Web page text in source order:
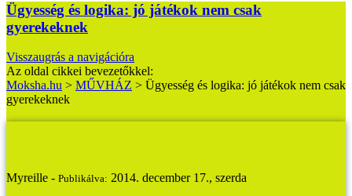
Ügyesség és logika: jó játékok nem csak
gyerekeknek
Visszaugrás a navigációra
Az oldal cikkei bevezetőkkel:
Moksha.hu > MŰVHÁZ > Ügyesség és logika: jó játékok nem csak
gyerekeknek
Myreille - Publikálva: 2014. december 17., szerda